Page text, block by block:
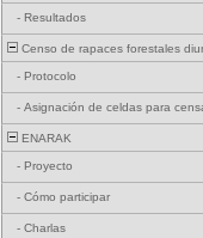
- Resultados
Censo de rapaces forestales
- Protocolo
- Asignación de celdas para
ENARAK
- Proyecto
- Cómo participar
- Charlas